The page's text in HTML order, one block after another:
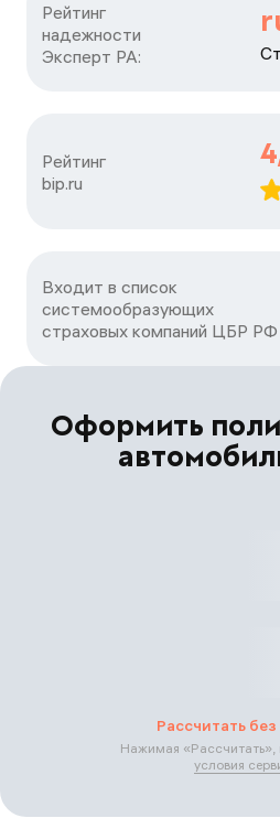
Рейтинг
надежности
Эксперт РА:
Рейтинг
bip.ru
Входит в список
системообразующих
страховых компаний ЦБP РФ
Оформить
Рассчитать
Нажимая «Рассчитать»,
условия